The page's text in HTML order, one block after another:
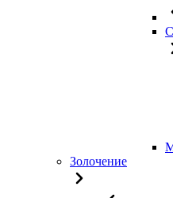
Золочение